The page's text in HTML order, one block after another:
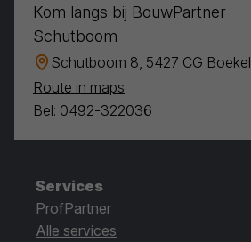
Kom langs bij BouwPartner
Schutboom
Schutboom 8, 5427 CG Boekel
Route in maps
Bel: 0492-322036
Services
ProfPartner
Alle services